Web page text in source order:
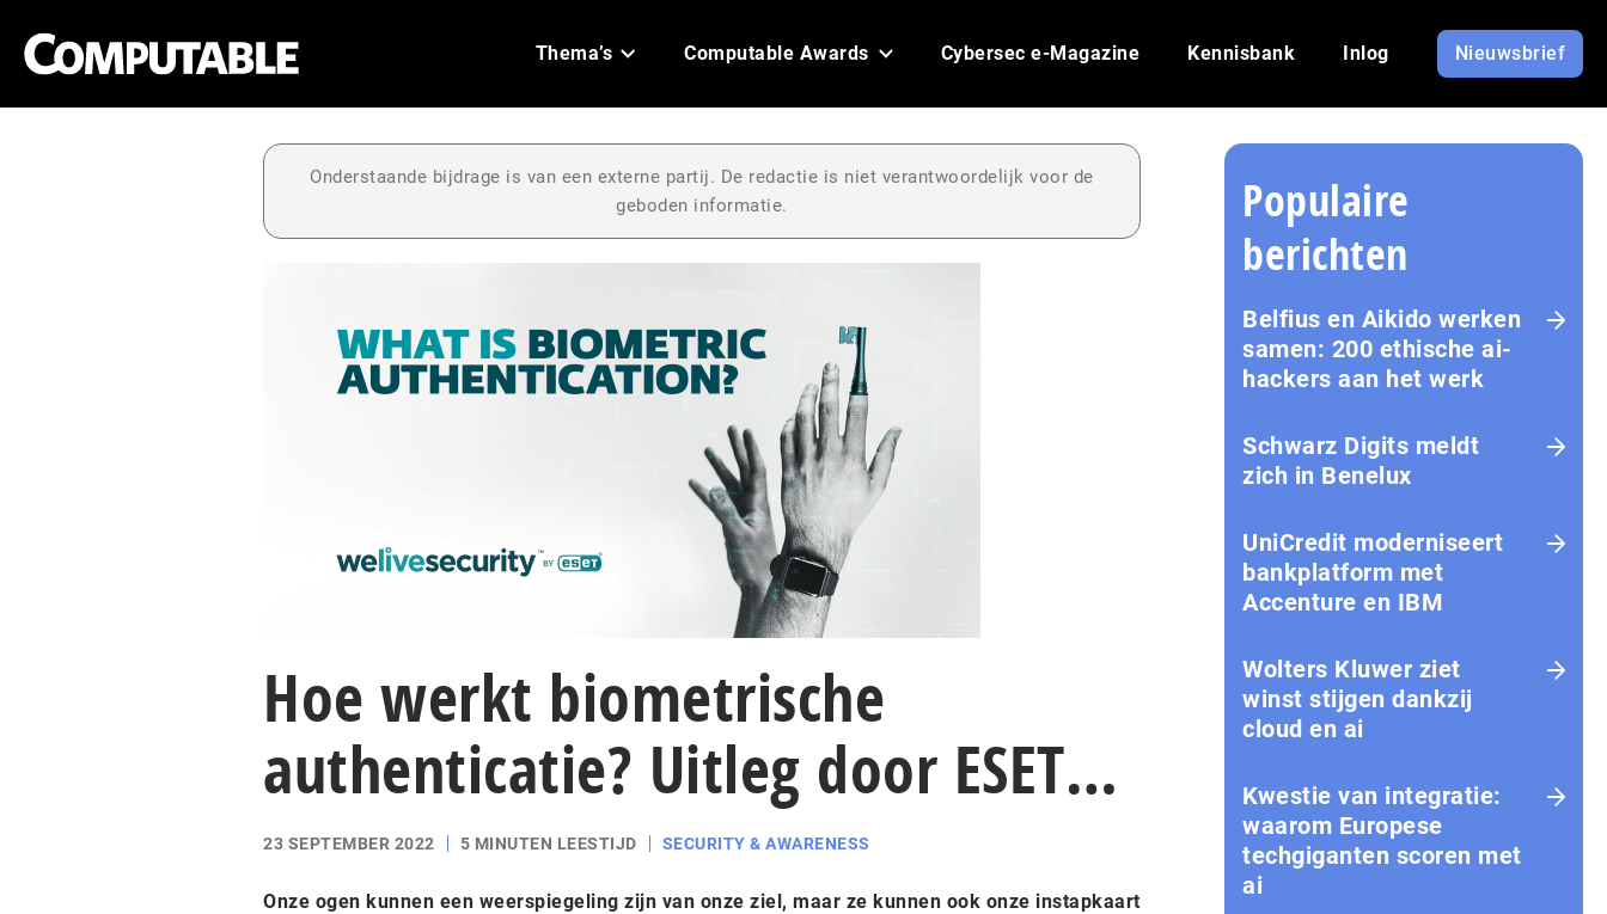
Thema’s Computable Awards Cybersec e-Magazine Kennisbank Inlog Nieuwsbrief
Onderstaande bijdrage is van een externe partij. De redactie is niet verantwoordelijk voor de
geboden informatie.
Hoe werkt biometrische
authenticatie? Uitleg door ESET…
23 SEPTEMBER 2022 5 MINUTEN LEESTIJD SECURITY & AWARENESS
Onze ogen kunnen een weerspiegeling zijn van onze ziel, maar ze kunnen ook onze instapkaart
Populaire
berichten
Belfius en Aikido werken
samen: 200 ethische ai-
hackers aan het werk
Schwarz Digits meldt
zich in Benelux
UniCredit moderniseert
bankplatform met
Accenture en IBM
Wolters Kluwer ziet
winst stijgen dankzij
cloud en ai
Kwestie van integratie:
waarom Europese
techgiganten scoren met
ai